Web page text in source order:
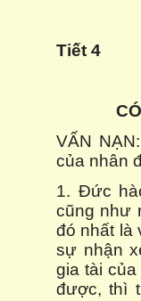
Tiết 4
VẤN
của nhân
1. Đức
cũng như
đó nhất là
sự nhận
gia tài
được, thì